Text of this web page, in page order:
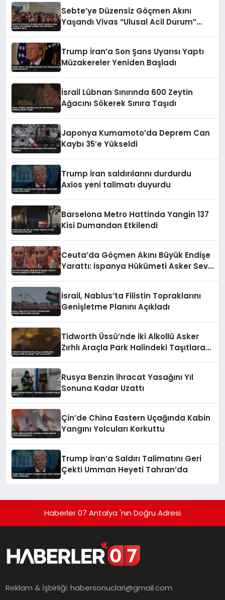
Sebte’ye Düzensiz Göçmen Akını
Yaşandı Vivas “Ulusal Acil Durum”
Trump İran’a Son Şans Uyarısı Yaptı
Müzakereler Yeniden Başladı
İsrail Lübnan Sınırında 600 Zeytin
Ağacını Sökerek Sınıra Taşıdı
Japonya Kumamoto’da Deprem Can
Kaybı 35’e Yükseldi
Trump İran saldırılarını durdurdu
Axios yeni talimatı duyurdu
Barselona Metro Hattinda Yangin 137
Kisi Dumandan Etkilendi
Ceuta’da Göçmen Akını Büyük Endişe
Yarattı: İspanya Hükümeti Asker Sevk
İsrail, Nablus’ta Filistin Topraklarını
Genişletme Planını Açıkladı
Tidworth Üssü’nde İki Alkollü Asker
Zırhlı Araçla Park Halindeki Taşıtlara
Rusya Benzin İhracat Yasağını Yıl
Sonuna Kadar Uzattı
Çin’de China Eastern Uçağında Kabin
Yangını Yolcuları Korkuttu
Trump İran’a Saldırı Talimatını Geri
Çekti Umman Heyeti Tahran’da
Haberler 07 Antalya 'nın Doğru Adresi
Reklam & İşbirliği:habersonuclari@gmail.com